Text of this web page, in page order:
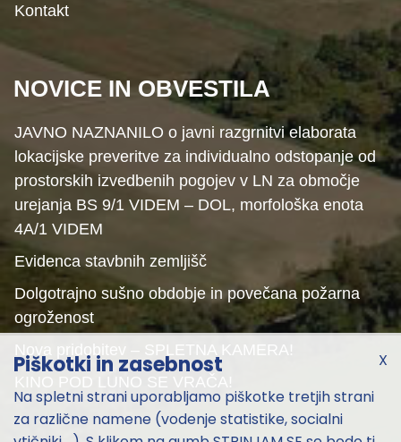
Kontakt
NOVICE IN OBVESTILA
JAVNO NAZNANILO o javni razgrnitvi elaborata
lokacijske preveritve za individualno odstopanje od
prostorskih izvedbenih pogojev v LN za območje
urejanja BS 9/1 VIDEM – DOL, morfološka enota
4A/1 VIDEM
Evidenca stavbnih zemljišč
Dolgotrajno sušno obdobje in povečana požarna
ogroženost
Nova pridobitev – SPLETNA KAMERA!
KINO POD LUNO SE VRAČA!
X
Piškotki in zasebnost
Na spletni strani uporabljamo piškotke tretjih strani
za različne namene (vodenje statistike, socialni